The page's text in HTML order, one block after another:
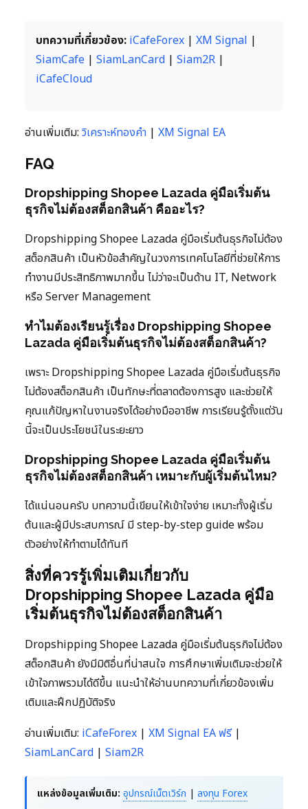
บทความที่เกี่ยวข้อง: iCafeForex | XM Signal |
SiamCafe | SiamLanCard | Siam2R |
iCafeCloud
อ่านเพิ่มเติม: วิเคราะห์ทองคำ | XM Signal EA
FAQ
Dropshipping Shopee Lazada คู่มือเริ่มต้น
ธุรกิจไม่ต้องสต็อกสินค้า คืออะไร?
Dropshipping Shopee Lazada คู่มือเริ่มต้นธุรกิจไม่ต้อง
สต็อกสินค้า เป็นหัวข้อสำคัญในวงการเทคโนโลยีที่ช่วยให้การ
ทำงานมีประสิทธิภาพมากขึ้น ไม่ว่าจะเป็นด้าน IT, Network
หรือ Server Management
ทำไมต้องเรียนรู้เรื่อง Dropshipping Shopee
Lazada คู่มือเริ่มต้นธุรกิจไม่ต้องสต็อกสินค้า?
เพราะ Dropshipping Shopee Lazada คู่มือเริ่มต้นธุรกิจ
ไม่ต้องสต็อกสินค้า เป็นทักษะที่ตลาดต้องการสูง และช่วยให้
คุณแก้ปัญหาในงานจริงได้อย่างมืออาชีพ การเรียนรู้ตั้งแต่วัน
นี้จะเป็นประโยชน์ในระยะยาว
Dropshipping Shopee Lazada คู่มือเริ่มต้น
ธุรกิจไม่ต้องสต็อกสินค้า เหมาะกับผู้เริ่มต้นไหม?
ได้แน่นอนครับ บทความนี้เขียนให้เข้าใจง่าย เหมาะทั้งผู้เริ่ม
ต้นและผู้มีประสบการณ์ มี step-by-step guide พร้อม
ตัวอย่างให้ทำตามได้ทันที
สิ่งที่ควรรู้เพิ่มเติมเกี่ยวกับ
Dropshipping Shopee Lazada คู่มือ
เริ่มต้นธุรกิจไม่ต้องสต็อกสินค้า
Dropshipping Shopee Lazada คู่มือเริ่มต้นธุรกิจไม่ต้อง
สต็อกสินค้า ยังมีมิติอื่นที่น่าสนใจ การศึกษาเพิ่มเติมจะช่วยให้
เข้าใจภาพรวมได้ดีขึ้น แนะนำให้อ่านบทความที่เกี่ยวข้องเพิ่ม
เติมและฝึกปฏิบัติจริง
อ่านเพิ่มเติม: iCafeForex | XM Signal EA ฟรี|
SiamLanCard | Siam2R
แหล่งข้อมูลเพิ่มเติม: อุปกรณ์เน็ตเวิร์ก | ลงทุน Forex